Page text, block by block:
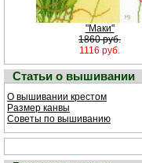
"Маки"
1860 руб.
1116 руб.
Статьи о вышивании
О вышивании крестом
Размер канвы
Советы по вышиванию